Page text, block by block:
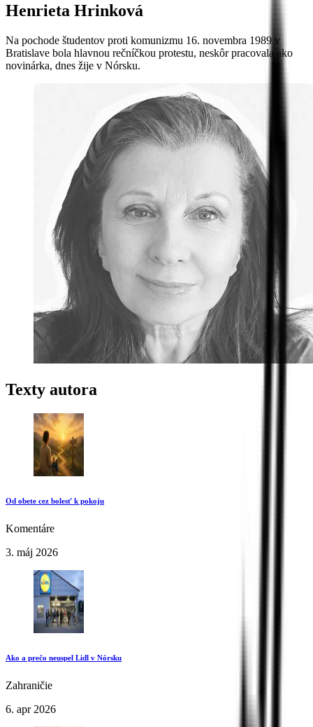
Henrieta Hrinková
Na pochode študentov proti komunizmu 16. novembra 1989 v
Bratislave bola hlavnou rečníčkou protestu, neskôr pracovala ako
novinárka, dnes žije v Nórsku.
Texty autora
Od obete cez bolesť k pokoju
Komentáre
3. máj 2026
Ako a prečo neuspel Lidl v Nórsku
Zahraničie
6. apr 2026